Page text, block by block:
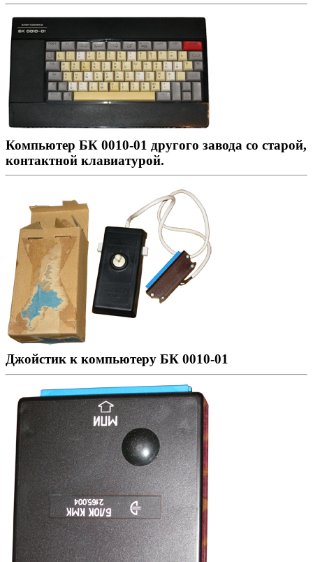
Компьютер БК 0010-01 другого завода со старой,
контактной клавиатурой.
Джойстик к компьютеру БК 0010-01